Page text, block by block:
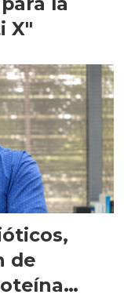
X"
de